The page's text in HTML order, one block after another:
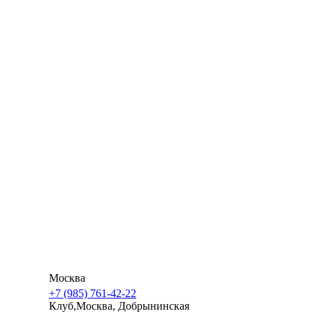
Москва
+7 (985) 761-42-22
Клуб,Москва, Добрынинская